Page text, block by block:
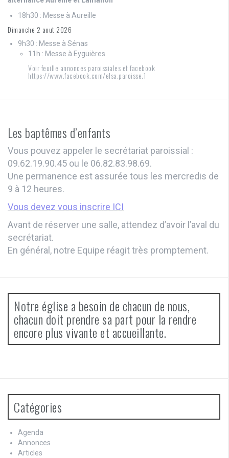
18h30 : Messe à Aureille
Dimanche 2 aout 2026
9h30 : Messe à Sénas
11h : Messe à Eyguières
Voir feuille annonces paroissiales et facebook
https://www.facebook.com/elsa.paroisse.1
Les baptêmes d’enfants
Vous pouvez appeler le secrétariat paroissial :
09.62.19.90.45 ou le 06.82.83.98.69.
Une permanence est assurée tous les mercredis de
9 à 12 heures.
Vous devez vous inscrire ICI
Avant de réserver une salle, attendez d’avoir l’aval du
secrétariat.
En général, notre Equipe réagit très promptement.
Notre église a besoin de chacun de nous,
chacun doit prendre sa part pour la rendre
encore plus vivante et accueillante.
Catégories
Agenda
Annonces
Articles